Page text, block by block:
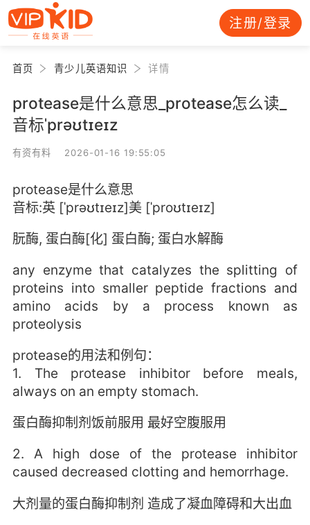
注册/登录
首页 青少儿英语知识 详情
protease是什么意思_protease怎么读_
音标ˈprəʊtɪeɪz
有资有料 2026-01-16 19:55:05
protease是什么意思
音标:英 [ˈprəʊtɪeɪz]美 [ˈproʊtɪeɪz]
朊酶, 蛋白酶[化] 蛋白酶; 蛋白水解酶
any enzyme that catalyzes the splitting of
proteins into smaller peptide fractions and
amino acids by a process known as
proteolysis
protease的用法和例句：
1. The protease inhibitor before meals,
always on an empty stomach.
蛋白酶抑制剂饭前服用 最好空腹服用
2. A high dose of the protease inhibitor
caused decreased clotting and hemorrhage.
大剂量的蛋白酶抑制剂 造成了凝血障碍和大出血